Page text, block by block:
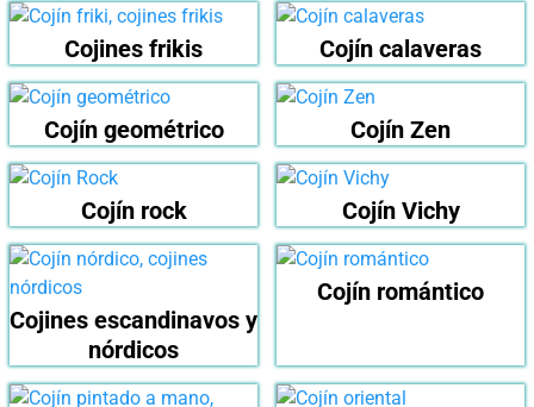
Cojines frikis Cojín calaveras
Cojín geométrico Cojín Zen
Cojín rock Cojín Vichy
Cojines escandinavos y
nórdicos
Cojín romántico